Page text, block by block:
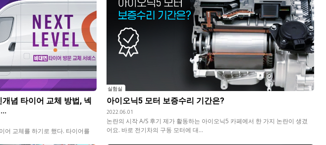
념 타이어 교체 방법, 넥
어 교체를 하기로 했다. 타이어를
실험실
아이오닉5 모터 보증수리 기간은?
2022.06.01
논란의 시작 A/S 후기 제가 활동하는 아이오닉5 카페에서 한 가지 논란이 생겼
어요. 바로 전기차의 구동 모터에 대...